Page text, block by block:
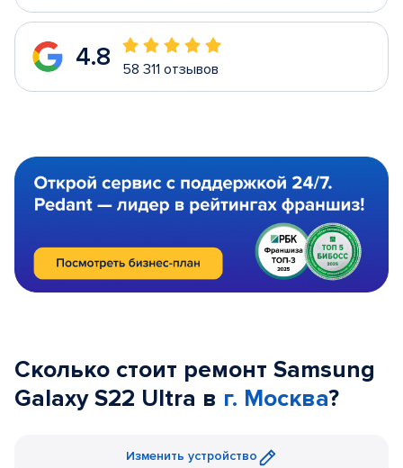
4.8 58 311 отзывов
Сколько стоит ремонт Samsung
Galaxy S22 Ultra в г. Москва?
Изменить устройство